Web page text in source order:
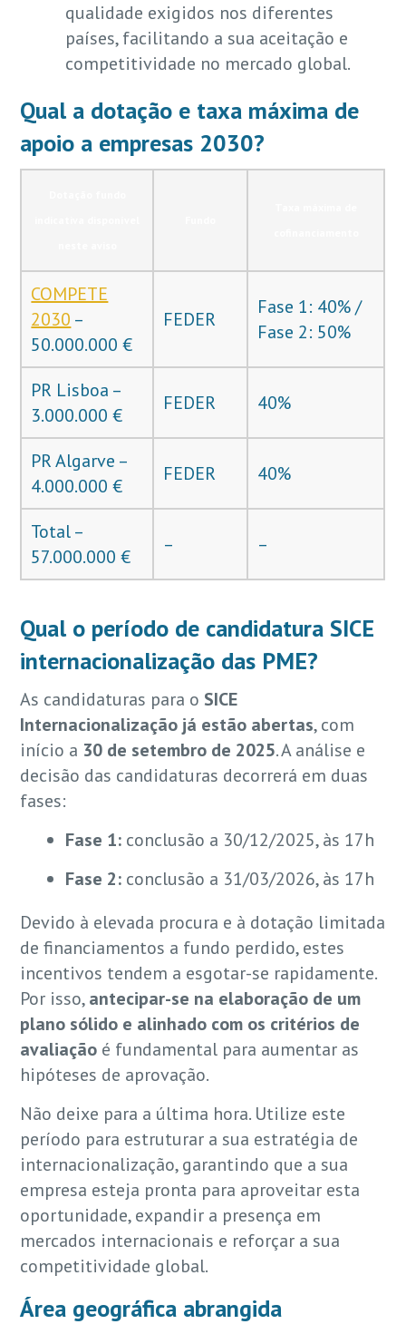
qualidade exigidos nos diferentes
países, facilitando a sua aceitação e
competitividade no mercado global.
Qual a dotação e taxa máxima de
apoio a empresas 2030?
COMPETE
2030 –
50.000.000 €
FEDER
Fase 1: 40% /
Fase 2: 50%
PR Lisboa –
3.000.000 €
FEDER 40%
PR Algarve –
4.000.000 €
FEDER 40%
Total –
57.000.000 €
– –
Qual o período de candidatura SICE
internacionalização das PME?
As candidaturas para o SICE
Internacionalização já estão abertas, com
início a 30 de setembro de 2025. A análise e
decisão das candidaturas decorrerá em duas
fases:
Fase 1: conclusão a 30/12/2025, às 17h
Fase 2: conclusão a 31/03/2026, às 17h
Devido à elevada procura e à dotação limitada
de financiamentos a fundo perdido, estes
incentivos tendem a esgotar-se rapidamente.
Por isso,antecipar-se na elaboração de um
plano sólido e alinhado com os critérios de
avaliação é fundamental para aumentar as
hipóteses de aprovação.
Não deixe para a última hora. Utilize este
período para estruturar a sua estratégia de
internacionalização, garantindo que a sua
empresa esteja pronta para aproveitar esta
oportunidade, expandir a presença em
mercados internacionais e reforçar a sua
competitividade global.
Área geográfica abrangida